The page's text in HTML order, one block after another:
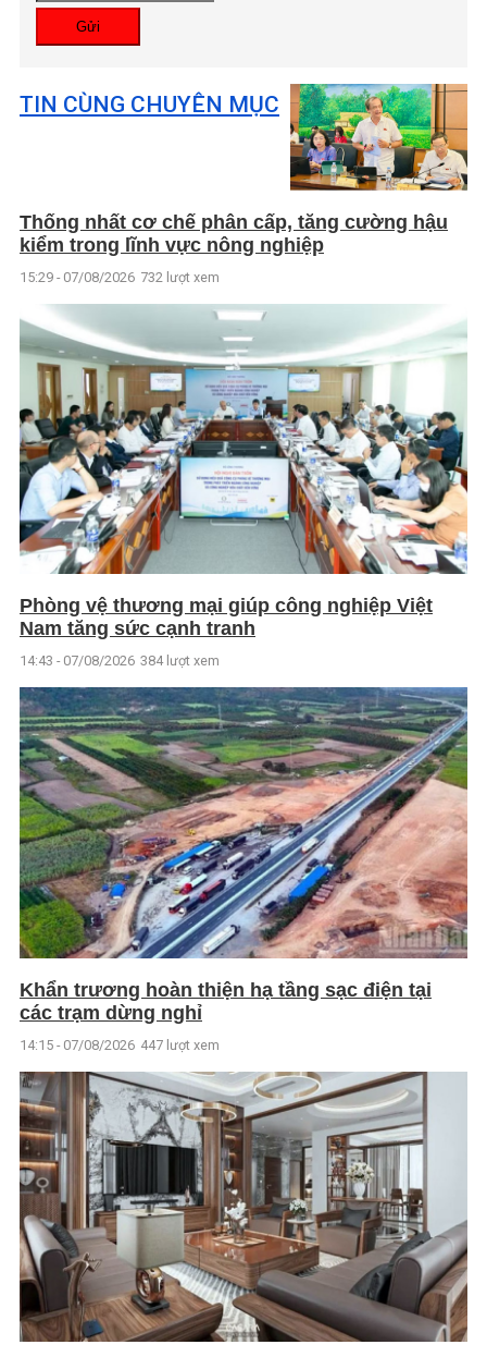
Gửi
TIN CÙNG CHUYÊN MỤC
Thống nhất cơ chế phân cấp, tăng cường hậu
kiểm trong lĩnh vực nông nghiệp
15:29 - 07/08/2026 732 lượt xem
Phòng vệ thương mại giúp công nghiệp Việt
Nam tăng sức cạnh tranh
14:43 - 07/08/2026 384 lượt xem
Khẩn trương hoàn thiện hạ tầng sạc điện tại
các trạm dừng nghỉ
14:15 - 07/08/2026 447 lượt xem